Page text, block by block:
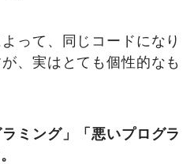
って、同じコードになり
、実はとても個性的なも
ミング」「悪いプログラ